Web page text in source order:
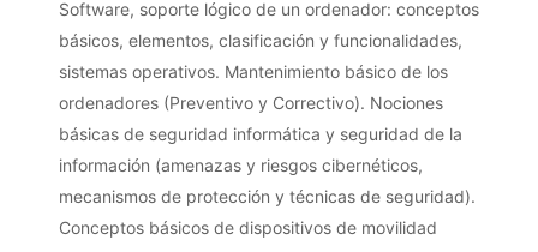
Software, soporte lógico de un ordenador: conceptos
básicos, elementos, clasificación y funcionalidades,
sistemas operativos. Mantenimiento básico de los
ordenadores (Preventivo y Correctivo). Nociones
básicas de seguridad informática y seguridad de la
información (amenazas y riesgos cibernéticos,
mecanismos de protección y técnicas de seguridad).
Conceptos básicos de dispositivos de movilidad